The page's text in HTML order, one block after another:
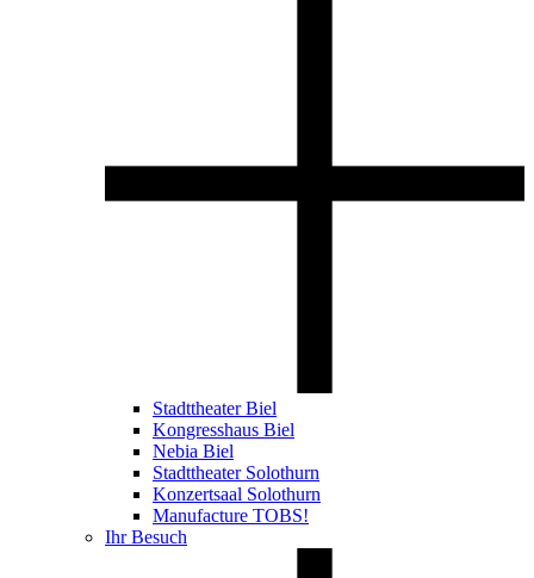
Stadttheater Biel
Kongresshaus Biel
Nebia Biel
Stadttheater Solothurn
Konzertsaal Solothurn
Manufacture TOBS!
Ihr Besuch